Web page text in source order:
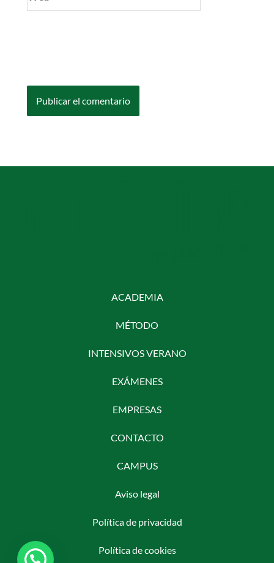
ACADEMIA
MÉTODO
INTENSIVOS VERANO
EXÁMENES
EMPRESAS
CONTACTO
CAMPUS
Aviso legal
Política de privacidad
Política de cookies